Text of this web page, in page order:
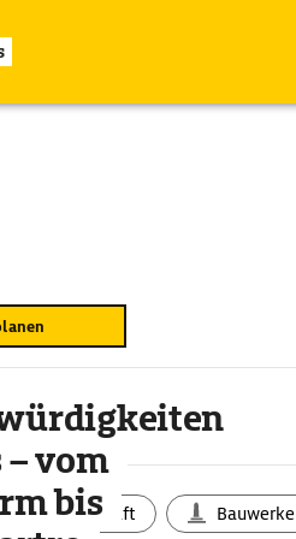
Landschaft Bauwerke
vom
bis